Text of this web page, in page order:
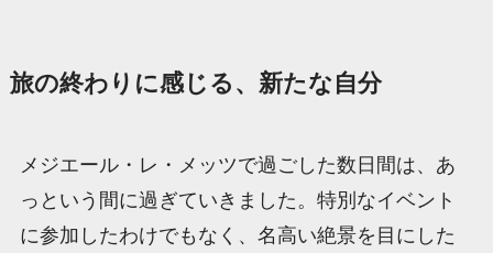
旅の終わりに感じる、新たな自分
メジエール・レ・メッツで過ごした数日間は、あ
っという間に過ぎていきました。特別なイベント
に参加したわけでもなく、名高い絶景を目にした